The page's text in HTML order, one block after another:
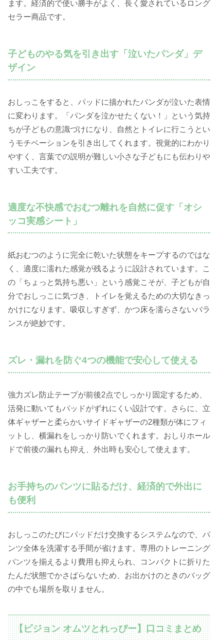
ます。経済的で使い勝手がよく、長く愛されているロング
セラー商品です。
子どものやる気を引き出す「泣いたパンダ」デ
ザイン
おしっこをすると、パッドに描かれたパンダが泣いた表情
に変わります。「パンダを泣かせたくない！」という気持
ちが子どもの意識づけになり、自然とトイレに行こうとい
うモチベーションを引き出してくれます。視覚的にわかり
やすく、言葉での説明が難しい小さな子どもにも伝わりや
すい工夫です。
適度な不快感でおむつ離れを自然に促す「オシ
ッコ実感シート」
紙おむつのように完全に乾いた状態をキープするのではな
く、適度に濡れた感覚が残るように設計されています。こ
の「ちょっと気持ち悪い」という感覚こそが、子どもが自
分でおしっこに気づき、トイレを覚えるための大切なきっ
かけになります。吸収しすぎず、かつ床を濡らさないバラ
ンスが絶妙です。
ズレ・漏れを防ぐ4つの機能で安心して使える
強力ズレ防止テープが前後2点でしっかり固定するため、
活発に動いてもパッドがずれにくい設計です。さらに、立
体ギャザーと柔らかいサイドギャザーの2種類が体にフィ
ットし、横漏れをしっかり防いでくれます。おしりホール
ドで前後の漏れも抑え、外出時も安心して使えます。
お手持ちのパンツに貼るだけ、経済的で外出に
も便利
おしっこのたびにパッドだけ交換するシステムなので、パ
ンツ全体を洗濯する手間が省けます。専用のトレーニング
パンツを揃えるより費用も抑えられ、コンパクトに折りた
たんだ状態でかさばらないため、お出かけのときのバッグ
の中でも場所を取りません。
【ピジョン オムツとれっぴー】口コミまとめ